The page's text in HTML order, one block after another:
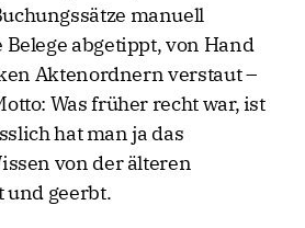
manuell
abgetippt, von Hand
Aktenordnern verstaut –
Was früher recht war, ist
hat man ja das
von der älteren
und geerbt.